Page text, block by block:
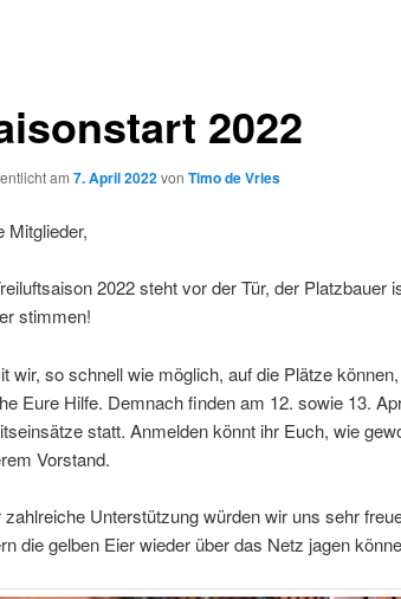
2022
am 7. April 2022von Timo de Vries
Mitglieder,
2022 steht vor der Tür, der Platzbauer
stimmen!
wir, so schnell wie möglich, auf die Plätze
Eure Hilfe. Demnach finden am 12. sowie 13.
statt. Anmelden könnt ihr Euch, wie
Vorstand.
zahlreiche Unterstützung würden wir uns sehr
die gelben Eier wieder über das Netz jagen